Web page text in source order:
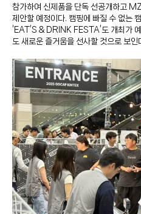
참가하여 신제품을 단독 선공개하고
제안할 예정이다. 캠핑에 빠질 수 없는
‘EAT’S & DRINK FESTA’도 개최가
도 새로운 즐거움을 선사할 것으로 보인